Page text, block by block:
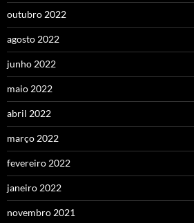
outubro 2022
agosto 2022
junho 2022
maio 2022
abril 2022
março 2022
fevereiro 2022
janeiro 2022
novembro 2021